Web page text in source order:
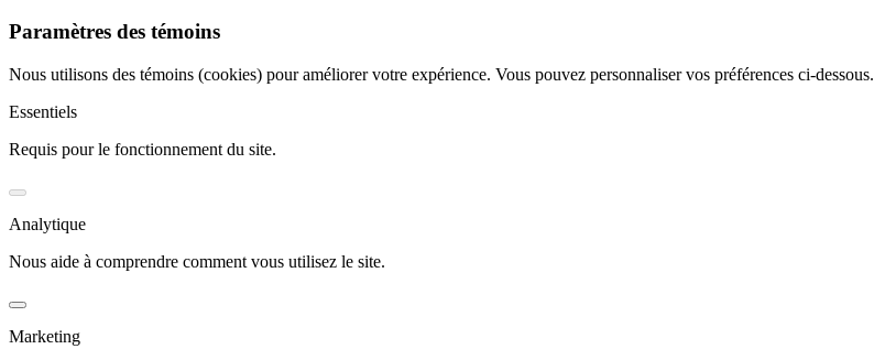
Paramètres des témoins
Nous utilisons des témoins (cookies) pour améliorer votre expérience. Vous pouvez personnaliser vos préférences ci-dessous.
Essentiels
Requis pour le fonctionnement du site.
Analytique
Nous aide à comprendre comment vous utilisez le site.
Marketing